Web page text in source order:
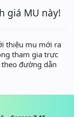
giá MU này!
thiệu mu mới ra
tham gia trực
theo đường dẫn